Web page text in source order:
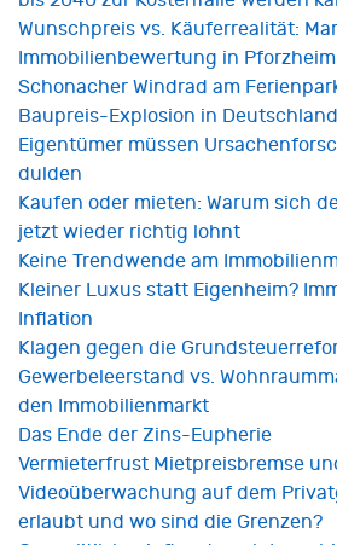
Wunschpreis vs. Käuferrealität:
Immobilienbewertung in
Schonacher Windrad am
Baupreis-Explosion in Deutschland
Eigentümer müssen
dulden
Kaufen oder mieten: Warum sich
jetzt wieder richtig lohnt
Keine Trendwende am
Kleiner Luxus statt Eigenheim?
Inflation
Klagen gegen die
Gewerbeleerstand vs.
den Immobilienmarkt
Das Ende der Zins-Eupherie
Vermieterfrust Mietpreisbremse
Videoüberwachung auf dem
erlaubt und wo sind die Grenzen?